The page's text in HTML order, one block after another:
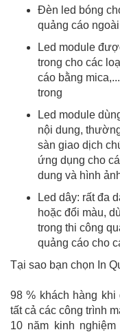
Đèn led bóng
quảng cáo
Led module
trong cho các
cáo bằng
trong
Led module
nội dung,
sàn giao dịch
ứng dụng cho
dung và hình
Led dây: rất đa
hoặc đổi màu,
trong thi công
quảng cáo cho
Tại sao bạn chọn In
98 % khách hàng
tất cả các công trình
10 năm kinh